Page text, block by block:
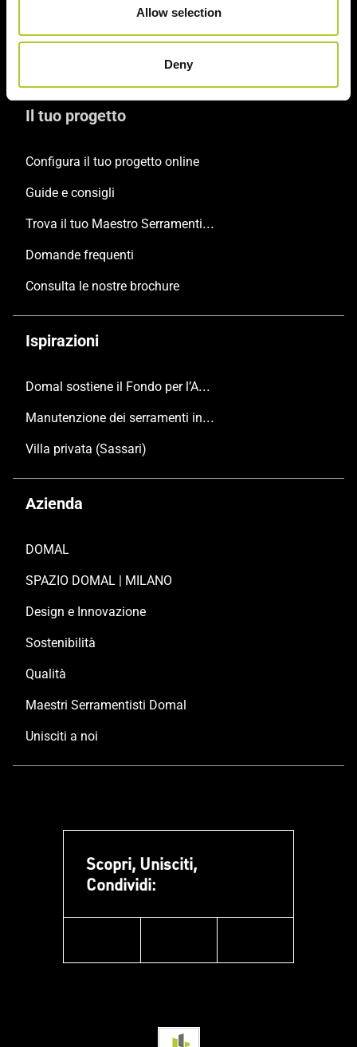
Allow selection
Deny
Il tuo progetto
Configura il tuo progetto online
Guide e consigli
Trova il tuo Maestro Serramentista Domal
Domande frequenti
Consulta le nostre brochure
Ispirazioni
Domal sostiene il Fondo per l’Ambiente Italiano anche per le Giornate FAI di Primavera 2024
Manutenzione dei serramenti in alluminio
Villa privata (Sassari)
Azienda
DOMAL
SPAZIO DOMAL | MILANO
Design e Innovazione
Sostenibilità
Qualità
Maestri Serramentisti Domal
Unisciti a noi
Scopri, Unisciti,
Condividi: